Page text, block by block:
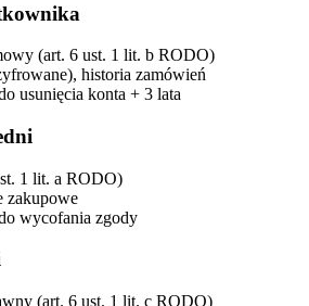
(art. 6 ust. 1 lit. b RODO)
historia zamówień
usunięcia konta + 3 lata
1 lit. a RODO)
zakupowe
wycofania zgody
(art. 6 ust. 1 lit. c RODO)